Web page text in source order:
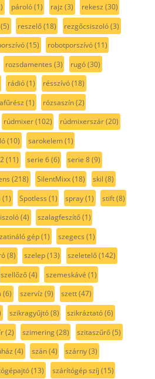
pároló(1) rajz (3) rekesz (30)
(5) reszelő(18) rezgőcsiszoló(3)
(15) robotporszívó(11)
rozsdamentes (3) rugó(30)
rádió(1) résszívó(18)
(1) rózsaszín(2)
rúdmixer(102) rúdmixerszár(20)
(10) sarokelem(1)
(11) serie 6(6) serie 8(9)
(218) SilentMixx(18) skil (8)
(1) Spotless (1) spray(1) stift(8)
(4) szalagfeszítő(1)
gép(1) szegecs (1)
(8) szelep(13) szeletelő(142)
szellőző(4) szemeskávé (1)
(6) szervíz (9) szett(47)
szikragyűjtó(8) szikráztató(6)
(2) szimering(28) szitaszűrő(5)
(4) szán(4) szárny(3)
(13) szárítógép szíj (15)